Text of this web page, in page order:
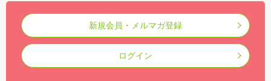
新規会員・メルマガ登録
ログイン